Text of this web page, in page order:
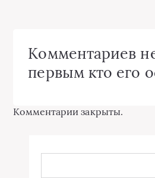
Комментариев
первым кто его
Комментарии закрыты.